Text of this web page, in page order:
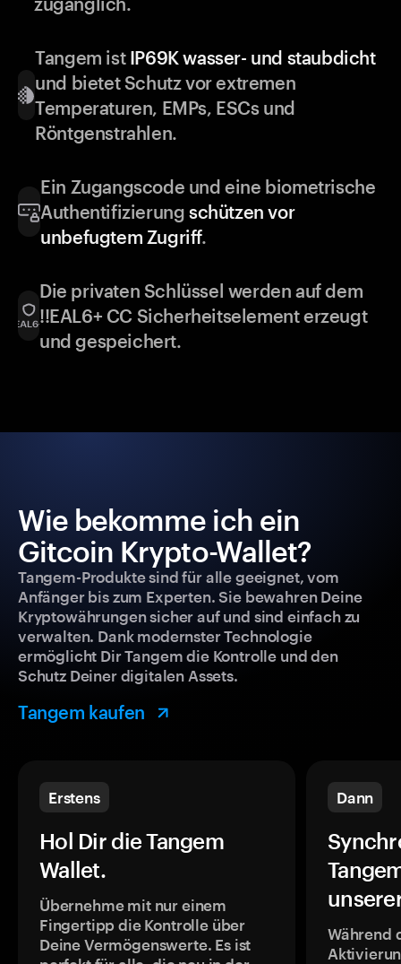
Tangem ist IP69K wasser- und staubdicht
und bietet Schutz vor extremen
Temperaturen, EMPs, ESCs und
Röntgenstrahlen.
Ein Zugangscode und eine biometrische
Authentifizierung schützen vor
unbefugtem Zugriff.
Die privaten Schlüssel werden auf dem
!!EAL6+ CC Sicherheitselement erzeugt
und gespeichert.
Wie bekomme ich ein
Gitcoin Krypto-Wallet?
Tangem-Produkte sind für alle geeignet, vom
Anfänger bis zum Experten. Sie bewahren Deine
Kryptowährungen sicher auf und sind einfach zu
verwalten. Dank modernster Technologie
ermöglicht Dir Tangem die Kontrolle und den
Schutz Deiner digitalen Assets.
Tangem kaufen
Erstens
Hol Dir die Tangem
Wallet.
Übernehme mit nur einem
Fingertipp die Kontrolle über
Deine Vermögenswerte. Es ist
Dann
Während